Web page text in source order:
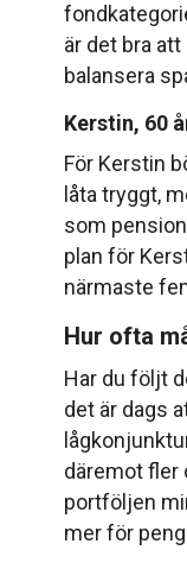
är det bra
balansera
Kerstin, 60
För Kerstin
låta tryggt,
som
plan för
närmaste
Hur ofta
Har du följt
det är dags
däremot fler
portföljen
mer för